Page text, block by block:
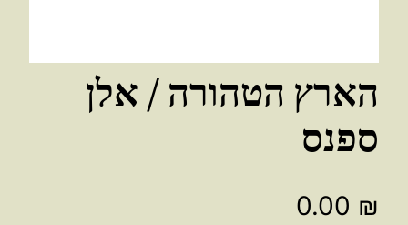
הארץ הטהורה / אלן
ספנס
0.00 ₪